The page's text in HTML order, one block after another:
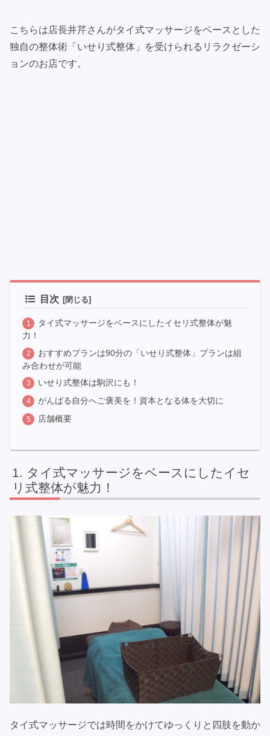
こちらは店長井芹さんがタイ式マッサージをベースとした
独自の整体術「いせり式整体」を受けられるリラクゼーシ
ョンのお店です。
目次
タイ式マッサージをベースにしたイセリ式整体が魅
力！
おすすめプランは90分の「いせり式整体」プランは組
み合わせが可能
いせり式整体は駒沢にも！
がんばる自分へご褒美を！資本となる体を大切に
店舗概要
タイ式マッサージをベースにしたイセ
リ式整体が魅力！
タイ式マッサージでは時間をかけてゆっくりと四肢を動か